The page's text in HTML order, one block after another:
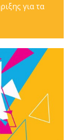
για τα